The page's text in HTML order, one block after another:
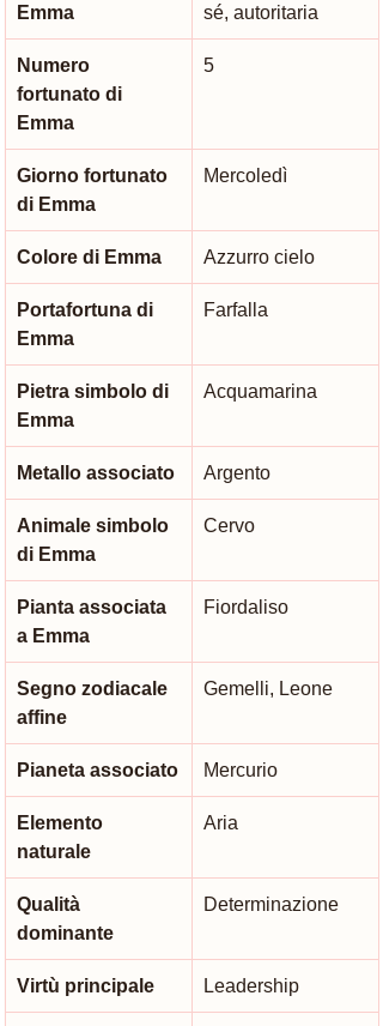
Emma
sé, autoritaria
Numero
fortunato di
Emma
5
Giorno fortunato
di Emma
Mercoledì
Colore di Emma Azzurro cielo
Portafortuna di
Emma
Farfalla
Pietra simbolo di
Emma
Acquamarina
Metallo associato Argento
Animale simbolo
di Emma
Cervo
Pianta associata
a Emma
Fiordaliso
Segno zodiacale
affine
Gemelli, Leone
Pianeta associato Mercurio
Elemento
naturale
Aria
Qualità
dominante
Determinazione
Virtù principale Leadership